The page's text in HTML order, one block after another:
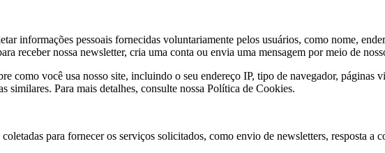
informações pessoais fornecidas voluntariamente pelos usuários, como nome,
receber nossa newsletter, cria uma conta ou envia uma mensagem por meio de
como você usa nosso site, incluindo o seu endereço IP, tipo de navegador, páginas
similares. Para mais detalhes, consulte nossa Política de Cookies.
para fornecer os serviços solicitados, como envio de newsletters, resposta a